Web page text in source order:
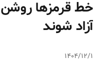
خط قرمزها روشن
آزاد شوند
۱۴۰۴/۱۲/۱